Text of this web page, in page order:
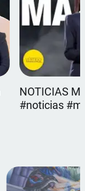
NOTICIAS
#noticias